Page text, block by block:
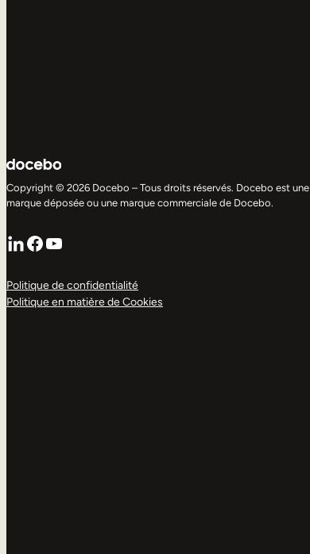
Copyright © 2026 Docebo – Tous droits réservés. Docebo est une
marque déposée ou une marque commerciale de Docebo.
LinkedIn
Facebook
YouTube
Politique de confidentialité
Politique en matière de Cookies